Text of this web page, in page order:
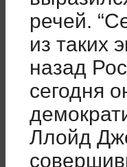
речей.
из таких
назад
сегодня
Ллойд